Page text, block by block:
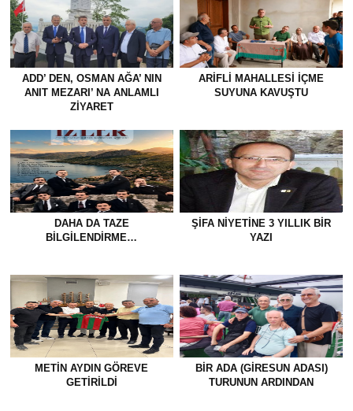
ADD’ DEN, OSMAN AĞA’ NIN
ANIT MEZARI’ NA ANLAMLI
ZİYARET
ARIFLI MAHALLESI İÇME
SUYUNA KAVUŞTU
DAHA DA TAZE
BİLGİLENDİRME…
ŞIFA NIYETINE 3 YILLIK BIR
YAZI
METİN AYDIN GÖREVE
GETİRİLDİ
BİR ADA (GİRESUN ADASI)
TURUNUN ARDINDAN